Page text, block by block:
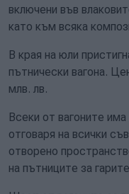
включени във
като към всяка
В края на юли
пътнически вагона.
млв. лв.
Всеки от вагоните
отговаря на всички
отворено
на пътниците за